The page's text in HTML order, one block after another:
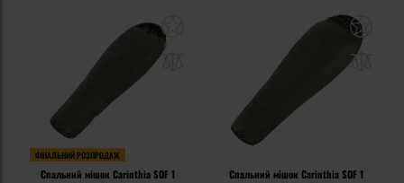
ФІНАЛЬНИЙ РОЗПРОДАЖ
Спальний мішок Carinthia SOF 1
Спальний мішок Carinthia SOF 1